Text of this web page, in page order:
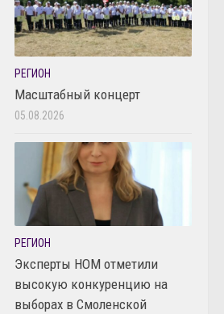
РЕГИОН
Масштабный концерт
05.08.2026
РЕГИОН
Эксперты НОМ отметили
высокую конкуренцию на
выборах в Смоленской